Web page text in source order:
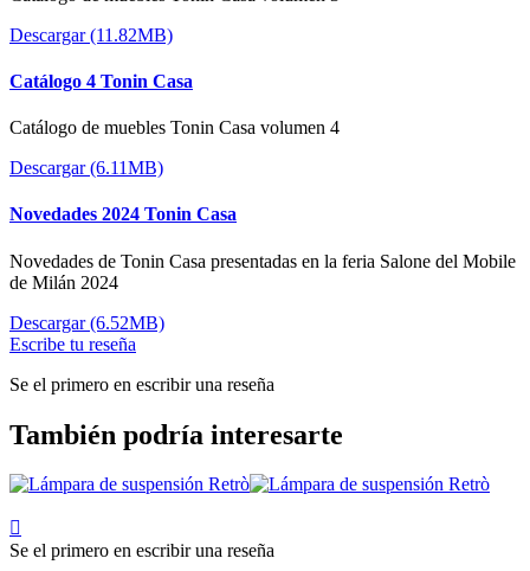
Descargar (11.82MB)
Catálogo 4 Tonin Casa
Catálogo de muebles Tonin Casa volumen 4
Descargar (6.11MB)
Novedades 2024 Tonin Casa
Novedades de Tonin Casa presentadas en la feria Salone del Mobile
de Milán 2024
Descargar (6.52MB)
Escribe tu reseña
Se el primero en escribir una reseña
También podría interesarte

Se el primero en escribir una reseña